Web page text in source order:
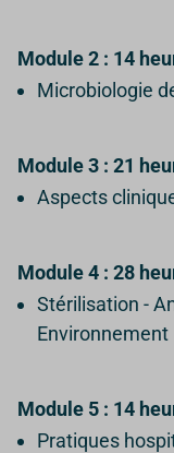
Module 2 : 14
Microbiologie
Module 3 : 21
Aspects
Module 4 : 28
Stérilisation -
Environnement
Module 5 : 14
Pratiques